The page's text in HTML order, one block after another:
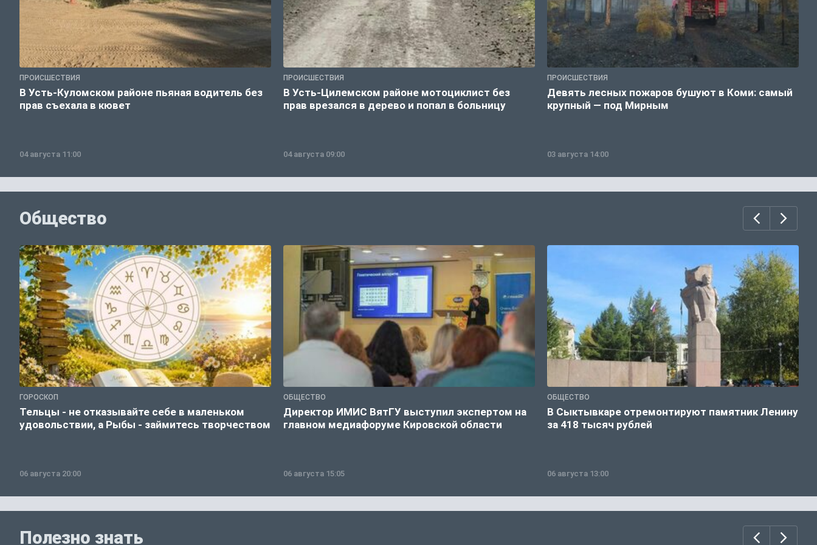
ПРОИСШЕСТВИЯ
В Усть-Куломском районе пьяная водитель без
прав съехала в кювет
04 августа 11:00
ПРОИСШЕСТВИЯ
В Усть-Цилемском районе мотоциклист без
прав врезался в дерево и попал в больницу
04 августа 09:00
ПРОИСШЕСТВИЯ
Девять лесных пожаров бушуют в Коми: самый
крупный — под Мирным
03 августа 14:00
Общество
ГОРОСКОП
Тельцы - не отказывайте себе в маленьком
удовольствии, а Рыбы - займитесь творчеством
06 августа 20:00
ОБЩЕСТВО
Директор ИМИС ВятГУ выступил экспертом на
главном медиафоруме Кировской области
06 августа 15:05
ОБЩЕСТВО
В Сыктывкаре отремонтируют памятник Ленину
за 418 тысяч рублей
06 августа 13:00
Полезно знать